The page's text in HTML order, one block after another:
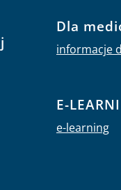
Dla
informacje
E-
e-learning